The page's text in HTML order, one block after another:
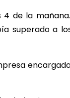
de la
superado a